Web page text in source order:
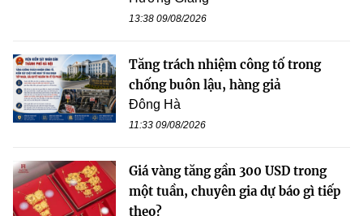
13:38 09/08/2026
Tăng trách nhiệm công tố trong
chống buôn lậu, hàng giả
Đông Hà
11:33 09/08/2026
Giá vàng tăng gần 300 USD trong
một tuần, chuyên gia dự báo gì tiếp
theo?